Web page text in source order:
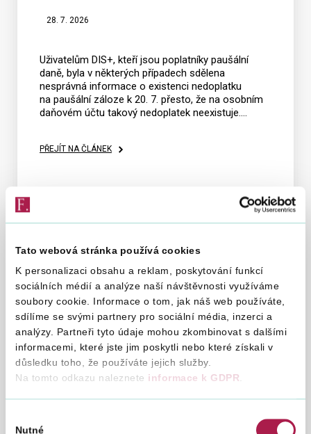
Tato webová stránka používá cookies
K personalizaci obsahu a reklam, poskytování funkcí
sociálních médií a analýze naší návštěvnosti využíváme
soubory cookie. Informace o tom, jak náš web používáte,
sdílíme se svými partnery pro sociální média, inzerci a
analýzy. Partneři tyto údaje mohou zkombinovat s dalšími
informacemi, které jste jim poskytli nebo které získali v
důsledku toho, že používáte jejich služby.
Na tomto odkazu naleznete informace k GDPR.
Nutné
28. 7. 2026
Uživatelům DIS+, kteří jsou poplatníky paušální
daně, byla v některých případech sdělena
nesprávná informace o existenci nedoplatku
na paušální záloze k 20. 7. přesto, že na osobním
daňovém účtu takový nedoplatek neexistuje.
prosím informaci o nedoplatku za bezpředmětnou.
PŘEJÍT NA ČLÁNEK
Generální finanční ředitelství vydává
informaci, která aktualizuje a upřesňuje
přístup k uplatňování DPH při bezúplatném
dodání zboží. Přístup uvedený v informaci
popisuje aplikační praxi orgánů finanční
správy, která je jednotně uplatňována
od 1. července 2026.
Informace ke vzoru potvrzení
bytového družstva o zaplacené
částce úroků z úvěru bytového
družstva použitého na financování